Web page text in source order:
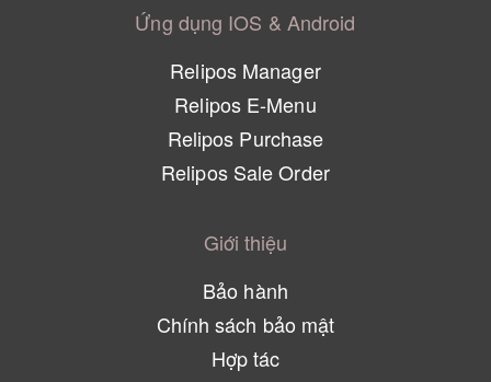
Ứng dụng IOS & Android
Relipos Manager
Relipos E-Menu
Relipos Purchase
Relipos Sale Order
Giới thiệu
Bảo hành
Chính sách bảo mật
Hợp tác